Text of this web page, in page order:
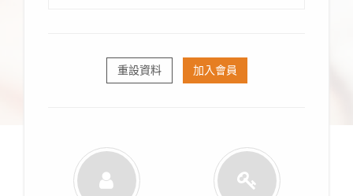
重設資料 加入會員